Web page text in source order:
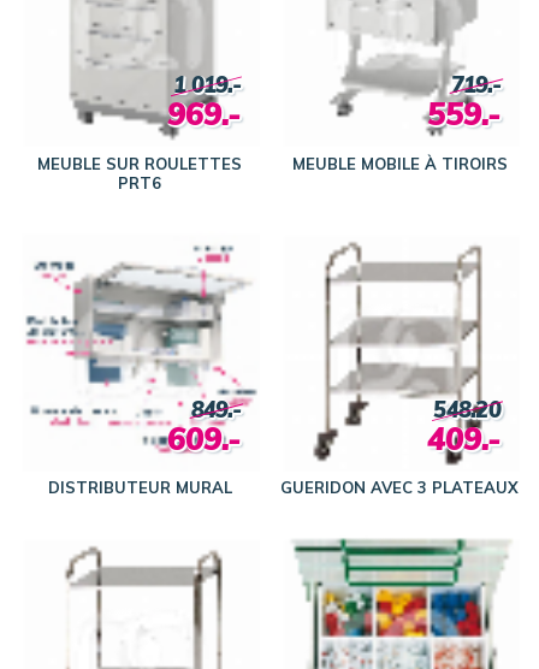
MEUBLE SUR ROULETTES
PRT6
1 019.-
969.-
MEUBLE MOBILE À TIROIRS
719.-
559.-
DISTRIBUTEUR MURAL
849.-
609.-
GUERIDON AVEC 3 PLATEAUX
548.20
409.-